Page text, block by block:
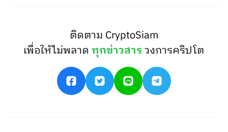
ติดตาม CryptoSiam
เพื่อให้ไม่พลาดทุกข่าวสารวงการคริปโต